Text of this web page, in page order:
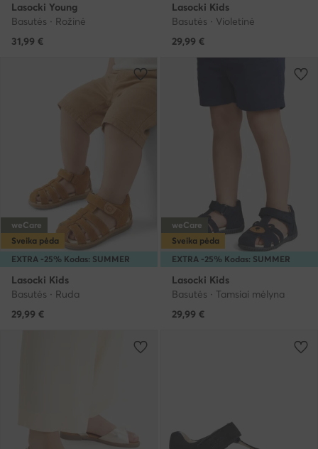
Lasocki Young
Basutės · Rožinė
31,99 €
Lasocki Kids
Basutės · Violetinė
29,99 €
EXTRA -25% Kodas: SUMMER
weCare
Sveika pėda
Lasocki Kids
Basutės · Ruda
29,99 €
EXTRA -25% Kodas: SUMMER
weCare
Sveika pėda
Lasocki Kids
Basutės · Tamsiai mėlyna
29,99 €